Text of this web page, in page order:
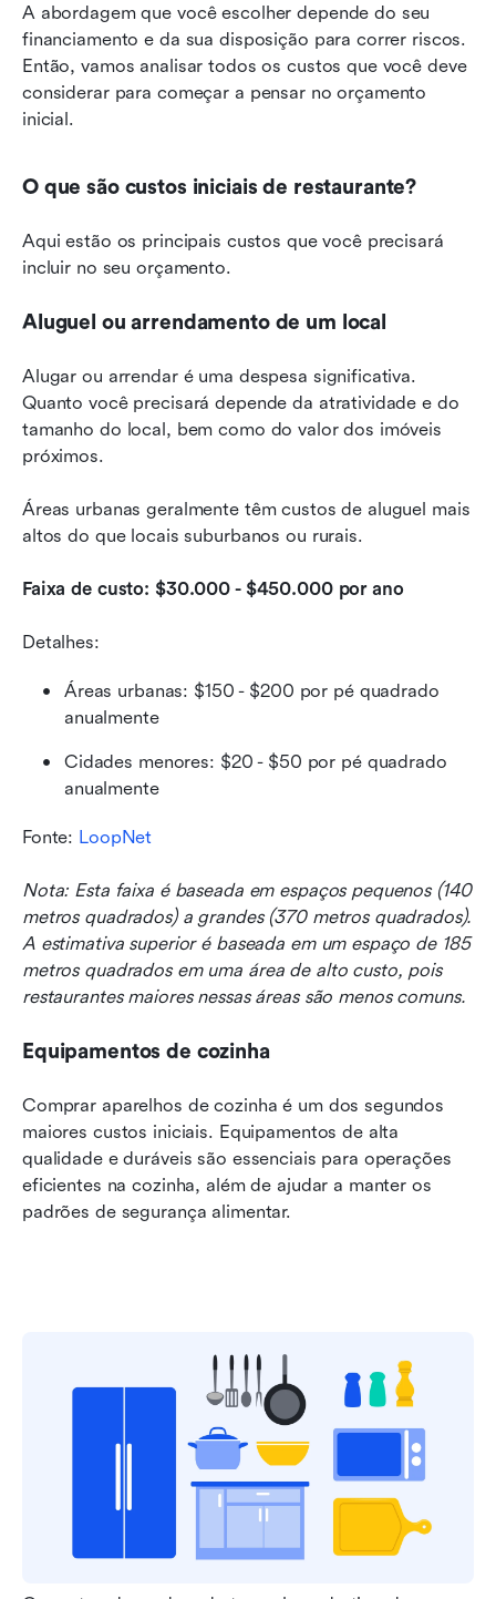
A abordagem que você escolher depende do seu
financiamento e da sua disposição para correr riscos.
Então, vamos analisar todos os custos que você deve
considerar para começar a pensar no orçamento
inicial.
O que são custos iniciais de restaurante?
Aqui estão os principais custos que você precisará
incluir no seu orçamento.
Aluguel ou arrendamento de um local
Alugar ou arrendar é uma despesa significativa.
Quanto você precisará depende da atratividade e do
tamanho do local, bem como do valor dos imóveis
próximos.
Áreas urbanas geralmente têm custos de aluguel mais
altos do que locais suburbanos ou rurais.
Faixa de custo: $30.000 - $450.000 por ano
Detalhes:
Áreas urbanas: $150 - $200 por pé quadrado
anualmente
Cidades menores: $20 - $50 por pé quadrado
anualmente
Fonte: LoopNet
Nota: Esta faixa é baseada em espaços pequenos (140
metros quadrados) a grandes (370 metros quadrados).
A estimativa superior é baseada em um espaço de 185
metros quadrados em uma área de alto custo, pois
restaurantes maiores nessas áreas são menos comuns.
Equipamentos de cozinha
Comprar aparelhos de cozinha é um dos segundos
maiores custos iniciais. Equipamentos de alta
qualidade e duráveis são essenciais para operações
eficientes na cozinha, além de ajudar a manter os
padrões de segurança alimentar.